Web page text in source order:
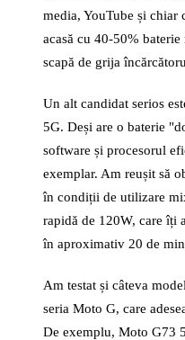
media, YouTube și chiar
acasă cu 40-50%
scapă de grija
Un alt candidat serios
5G. Deși are o baterie
software și procesorul
exemplar. Am reușit să
în condiții de utilizare
rapidă de 120W, care îți
în aproximativ 20 de
Am testat și câteva
seria Moto G, care
De exemplu, Moto G73